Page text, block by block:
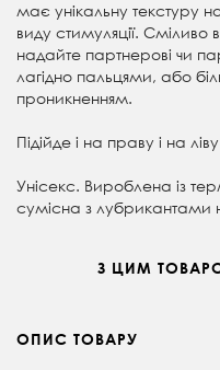
має унікальну текстуру
виду стимуляції.
надайте партнерові чи
лагідно пальцями, або
проникненням.
Підійде і на праву і на
Унісекс. Вироблена із
сумісна з лубрикантами
З ЦИМ
ОПИС ТОВАРУ